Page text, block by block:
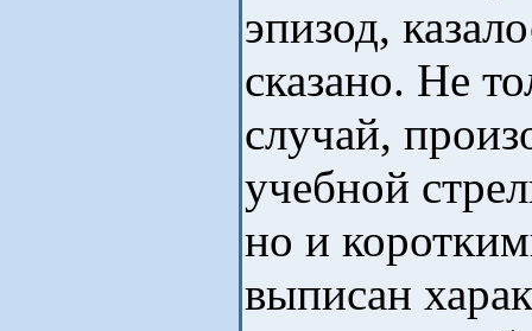
эпизод,
сказано. Не
случай,
учебной
но и
выписан